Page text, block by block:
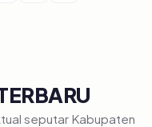
seputar Kabupaten